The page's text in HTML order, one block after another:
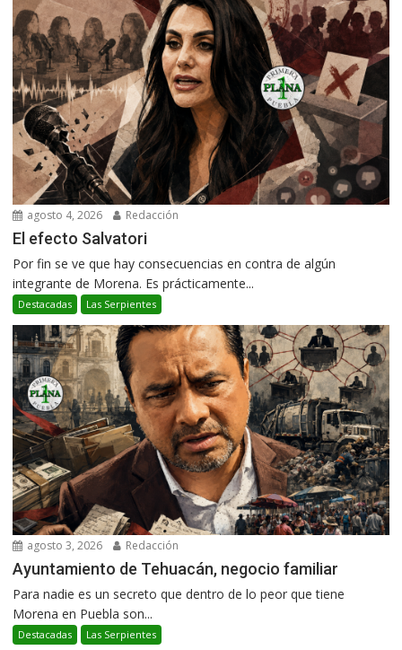
agosto 4, 2026 Redacción
El efecto Salvatori
Por fin se ve que hay consecuencias en contra de algún
integrante de Morena. Es prácticamente...
Destacadas Las Serpientes
agosto 3, 2026 Redacción
Ayuntamiento de Tehuacán, negocio familiar
Para nadie es un secreto que dentro de lo peor que tiene
Morena en Puebla son...
Destacadas Las Serpientes